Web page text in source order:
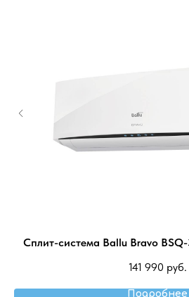
Сплит-система Ballu Bravo BSQ-
141 990 руб.
Подробнее